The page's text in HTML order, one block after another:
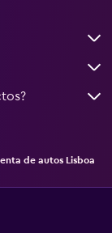
de autos Lisboa